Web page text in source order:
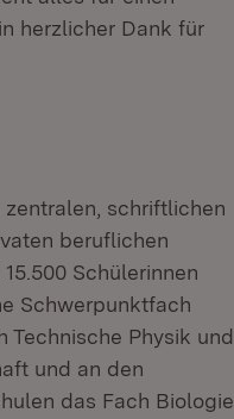
herzlicher Dank für
schriftlichen
beruflichen
Schülerinnen
Schwerpunktfach
Physik und
und an den
das Fach Biologie